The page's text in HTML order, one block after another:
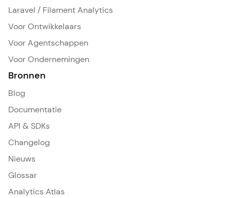
Laravel / Filament Analytics
Voor Ontwikkelaars
Voor Agentschappen
Voor Ondernemingen
Bronnen
Blog
Documentatie
API & SDKs
Changelog
Nieuws
Glossar
Analytics Atlas